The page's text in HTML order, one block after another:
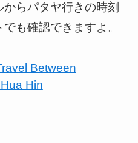
らパタヤ行きの時刻
も確認できますよ。
Between
Hin